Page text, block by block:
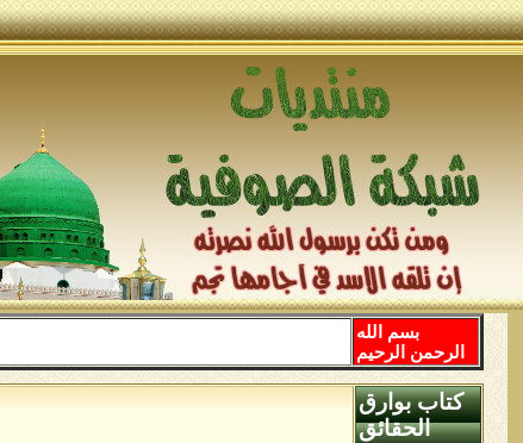
بسم الله
الرحمن الرحيم
كتاب بوارق
الحقائق